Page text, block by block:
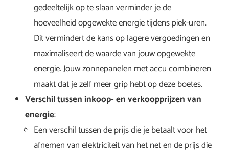
gedeeltelijk op te slaan verminder je de
hoeveelheid opgewekte energie tijdens piek-uren.
Dit vermindert de kans op lagere vergoedingen en
maximaliseert de waarde van jouw opgewekte
energie. Jouw zonnepanelen met accu combineren
maakt dat je zelf meer grip hebt op deze boetes.
Verschil tussen inkoop- en verkoopprijzen van
energie:
Een verschil tussen de prijs die je betaalt voor het
afnemen van elektriciteit van het net en de prijs die